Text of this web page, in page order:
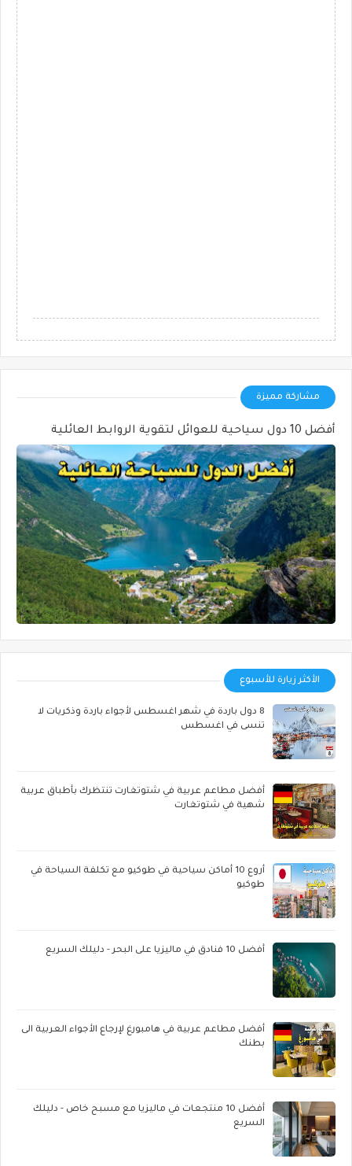
مشاركة مميزة
أفضل 10 دول سياحية للعوائل لتقوية الروابط العائلية
الأكثر زيارة للأسبوع
8 دول باردة في شهر اغسطس لأجواء باردة وذكريات لا
تنسى في اغسطس
أفضل مطاعم عربية في شتوتغارت تنتظرك بأطباق عربية
شهية في شتوتغارت
أروع 10 أماكن سياحية في طوكيو مع تكلفة السياحة في
طوكيو
أفضل 10 فنادق في ماليزيا على البحر - دليلك السريع
أفضل مطاعم عربية في هامبورغ لإرجاع الأجواء العربية الى
بطنك
أفضل 10 منتجعات في ماليزيا مع مسبح خاص - دليلك
السريع